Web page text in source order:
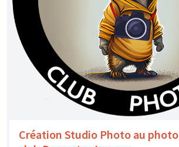
Création Studio Photo au photo